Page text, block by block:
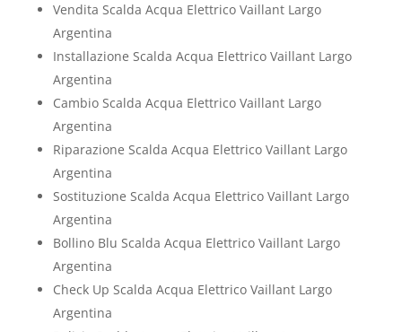
Vendita Scalda Acqua Elettrico Vaillant Largo
Argentina
Installazione Scalda Acqua Elettrico Vaillant Largo
Argentina
Cambio Scalda Acqua Elettrico Vaillant Largo
Argentina
Riparazione Scalda Acqua Elettrico Vaillant Largo
Argentina
Sostituzione Scalda Acqua Elettrico Vaillant Largo
Argentina
Bollino Blu Scalda Acqua Elettrico Vaillant Largo
Argentina
Check Up Scalda Acqua Elettrico Vaillant Largo
Argentina